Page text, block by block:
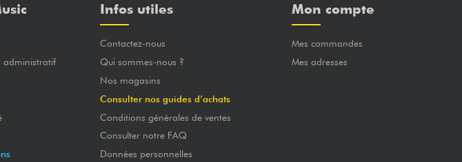
administratif
Infos utiles
Contactez-nous
Qui sommes-nous ?
Nos magasins
Consulter nos guides d’achats
Conditions générales de ventes
Consulter notre FAQ
Données personnelles
Mon compte
Mes commandes
Mes adresses